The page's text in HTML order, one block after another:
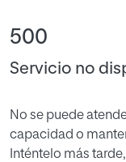
500
Servicio no
No se puede
capacidad o
Inténtelo más